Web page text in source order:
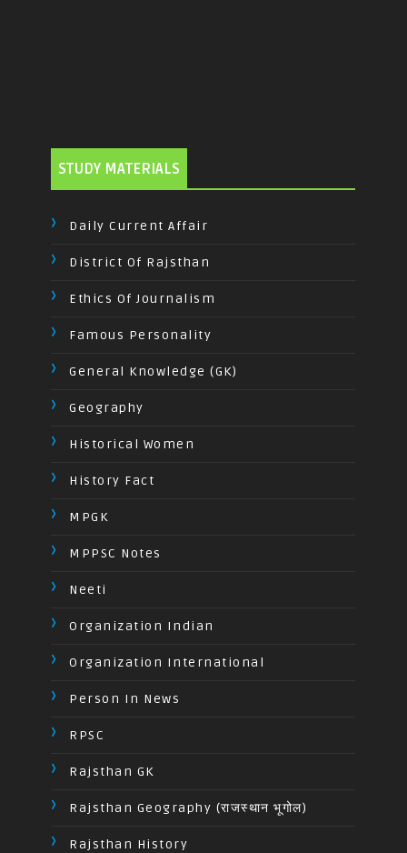
STUDY MATERIALS
Daily Current Affair
District Of Rajsthan
Ethics Of Journalism
Famous Personality
General Knowledge (GK)
Geography
Historical Women
History Fact
MPGK
MPPSC Notes
Neeti
Organization Indian
Organization International
Person In News
RPSC
Rajsthan GK
Rajsthan Geography (राजस्थान भूगोल)
Rajsthan History